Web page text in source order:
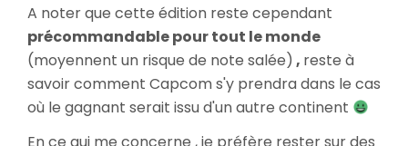
A noter que cette édition reste cependant
précommandable pour tout le monde
(moyennent un risque de note salée) , reste à
savoir comment Capcom s'y prendra dans le cas
où le gagnant serait issu d'un autre continent